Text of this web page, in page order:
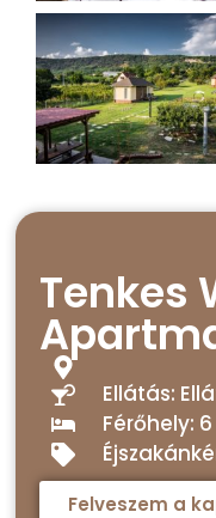
Tenkes
Ellátás:
Férőhely:
Felveszem a